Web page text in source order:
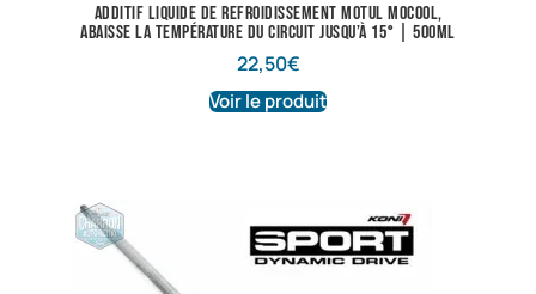
Additif liquide de refroidissement Motul Mocool,
abaisse la température du circuit jusqu’à 15° | 500ml
22,50€
Voir le produit